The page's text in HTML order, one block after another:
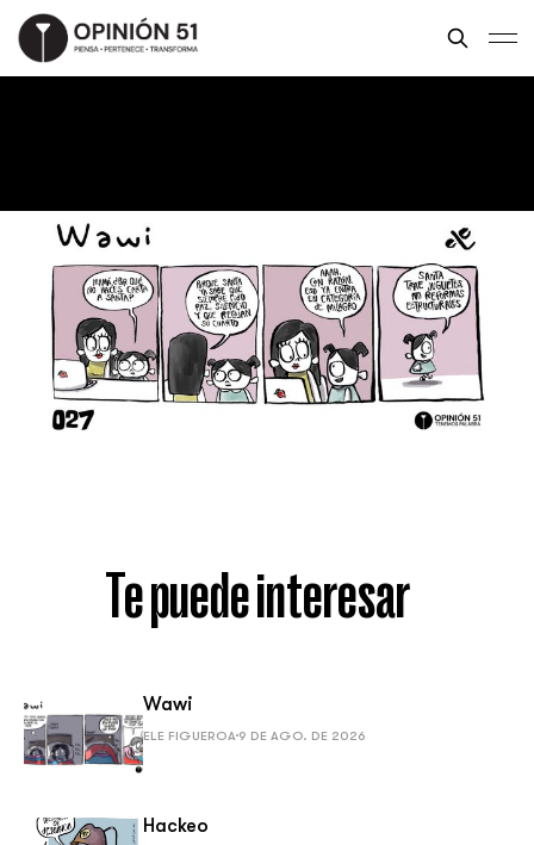
Te puede interesar
Wawi
ELE FIGUEROA 9 DE AGO. DE 2026
Hackeo